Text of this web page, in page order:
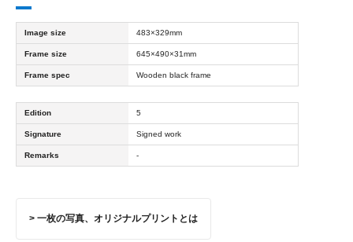
Image size 483×329mm
Frame size 645×490×31mm
Frame spec Wooden black frame
Edition 5
Signature Signed work
Remarks -
> 一枚の写真、オリジナルプリントとは